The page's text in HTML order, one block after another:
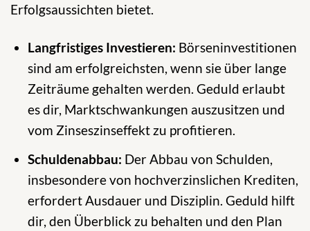
Erfolgsaussichten bietet.
Langfristiges Investieren: Börseninvestitionen
sind am erfolgreichsten, wenn sie über lange
Zeiträume gehalten werden. Geduld erlaubt
es dir, Marktschwankungen auszusitzen und
vom Zinseszinseffekt zu profitieren.
Schuldenabbau: Der Abbau von Schulden,
insbesondere von hochverzinslichen Krediten,
erfordert Ausdauer und Disziplin. Geduld hilft
dir, den Überblick zu behalten und den Plan